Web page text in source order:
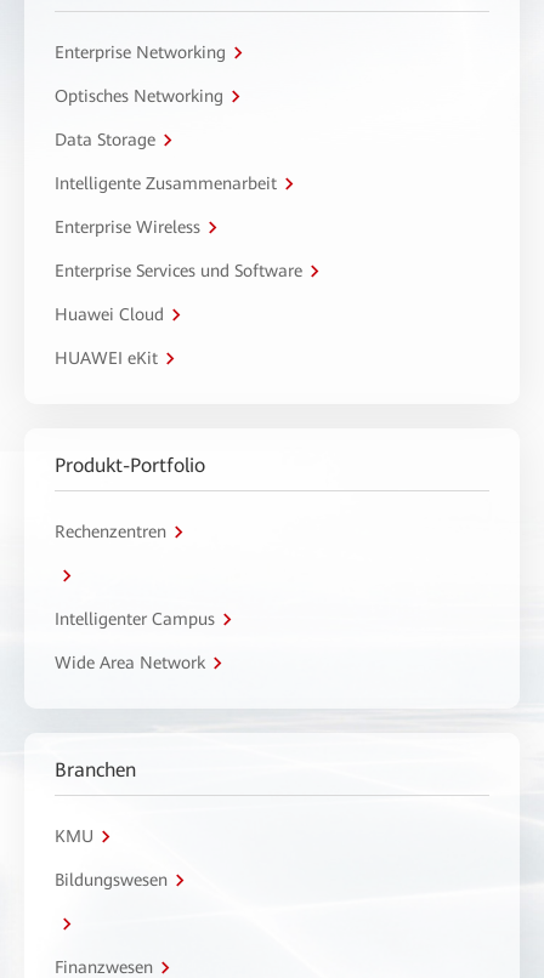
Enterprise Networking
Optisches Networking
Data Storage
Intelligente Zusammenarbeit
Enterprise Wireless
Enterprise Services und Software
Huawei Cloud
HUAWEI eKit
Produkt-Portfolio
Rechenzentren
Intelligenter Campus
Wide Area Network
Branchen
KMU
Bildungswesen
Finanzwesen